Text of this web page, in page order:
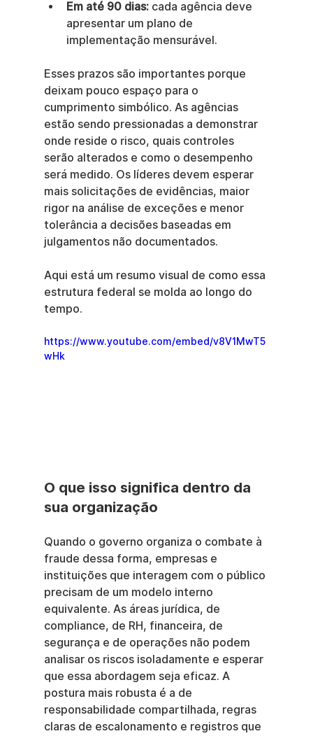
Em até 90 dias: cada agência deve
apresentar um plano de
implementação mensurável.
Esses prazos são importantes porque
deixam pouco espaço para o
cumprimento simbólico. As agências
estão sendo pressionadas a demonstrar
onde reside o risco, quais controles
serão alterados e como o desempenho
será medido. Os líderes devem esperar
mais solicitações de evidências, maior
rigor na análise de exceções e menor
tolerância a decisões baseadas em
julgamentos não documentados.
Aqui está um resumo visual de como essa
estrutura federal se molda ao longo do
tempo.
https://www.youtube.com/embed/v8V1MwT5
wHk
O que isso significa dentro da
sua organização
Quando o governo organiza o combate à
fraude dessa forma, empresas e
instituições que interagem com o público
precisam de um modelo interno
equivalente. As áreas jurídica, de
compliance, de RH, financeira, de
segurança e de operações não podem
analisar os riscos isoladamente e esperar
que essa abordagem seja eficaz. A
postura mais robusta é a de
responsabilidade compartilhada, regras
claras de escalonamento e registros que